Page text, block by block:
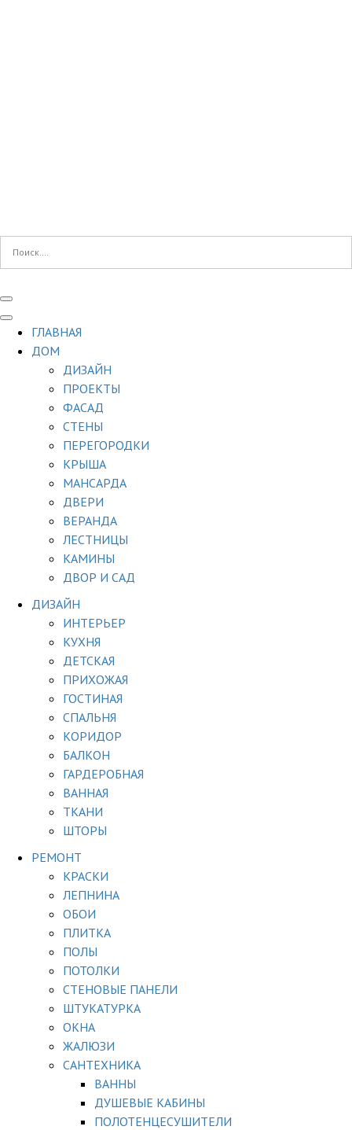
ГЛАВНАЯ
ДОМ
ДИЗАЙН
ПРОЕКТЫ
ФАСАД
СТЕНЫ
ПЕРЕГОРОДКИ
КРЫША
МАНСАРДА
ДВЕРИ
ВЕРАНДА
ЛЕСТНИЦЫ
КАМИНЫ
ДВОР И САД
ДИЗАЙН
ИНТЕРЬЕР
КУХНЯ
ДЕТСКАЯ
ПРИХОЖАЯ
ГОСТИНАЯ
СПАЛЬНЯ
КОРИДОР
БАЛКОН
ГАРДЕРОБНАЯ
ВАННАЯ
ТКАНИ
ШТОРЫ
РЕМОНТ
КРАСКИ
ЛЕПНИНА
ОБОИ
ПЛИТКА
ПОЛЫ
ПОТОЛКИ
СТЕНОВЫЕ ПАНЕЛИ
ШТУКАТУРКА
ОКНА
ЖАЛЮЗИ
САНТЕХНИКА
ВАННЫ
ДУШЕВЫЕ КАБИНЫ
ПОЛОТЕНЦЕСУШИТЕЛИ